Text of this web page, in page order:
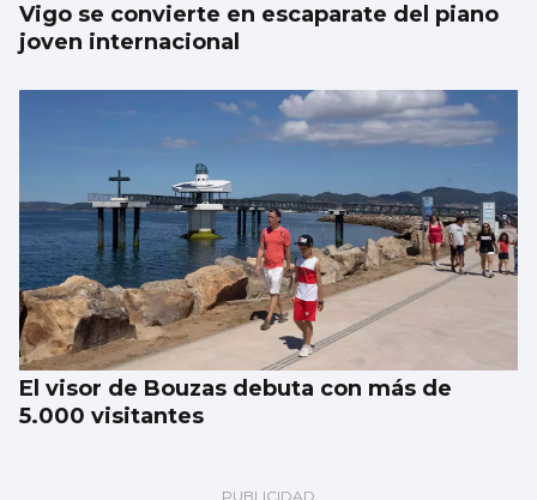
Vigo se convierte en escaparate del piano
joven internacional
El visor de Bouzas debuta con más de
5.000 visitantes